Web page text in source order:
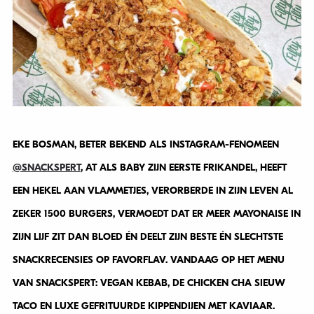
EKE BOSMAN, BETER BEKEND ALS INSTAGRAM-FENOMEEN
@SNACKSPERT, AT ALS BABY ZIJN EERSTE FRIKANDEL, HEEFT
EEN HEKEL AAN VLAMMETJES, VERORBERDE IN ZIJN LEVEN AL
ZEKER 1500 BURGERS, VERMOEDT DAT ER MEER MAYONAISE IN
ZIJN LIJF ZIT DAN BLOED ÉN DEELT ZIJN BESTE ÉN SLECHTSTE
SNACKRECENSIES OP FAVORFLAV. VANDAAG OP HET MENU
VAN SNACKSPERT: VEGAN KEBAB, DE CHICKEN CHA SIEUW
TACO EN LUXE GEFRITUURDE KIPPENDIJEN MET KAVIAAR.